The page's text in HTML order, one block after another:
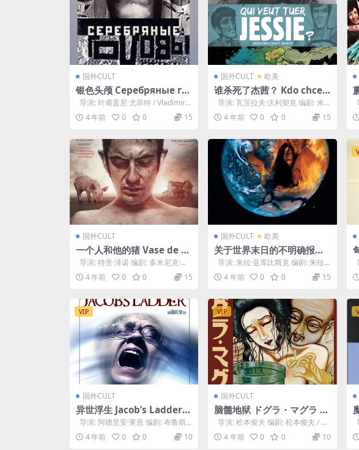
国外CULT
银色头颅 Серебряные го
ловы (1998)
导演: 叶甫盖尼·尤菲特 / Vladimir
Maslov 编剧...
4 年前 0 0 15
国外CULT 欧美
谁杀死了杰茜？ Kdo chce z
abít Jessii? (1966)
导演: 瓦茨拉夫·沃利契克 编剧: 米
洛什·马措乌雷克 / 瓦茨拉...
4 年前 0 0 15
国外CULT
一个人和他的猪 Vase de n
oces (1974)
导演: 特里·泽诺 编剧: 多米尼克·加
尔尼 / John Kup...
4 年前 0 0 15
国外CULT 欧美
关于世界末日的不明确报告
Nejasná zpráva o konci s
veta (1997)
导演: 朱拉·亚库比斯克 编剧: 朱拉·
亚库比斯克 主演: 迪娜·...
4 年前 0 0 15
VIP
国外CULT
异世浮生 Jacob’s Ladder
(1990)
导演: 阿德里安·莱恩 编剧: 布鲁斯·
乔尔·鲁宾 主演: 蒂姆·...
4 年前 0 0 10
VIP
国外CULT
脑髓地狱 ドグラ・マグラ (1
988)
导演: 松本俊夫 编剧: 松本俊夫 / 大
和屋竺 主演: 松田洋治...
4 年前 0 0 10